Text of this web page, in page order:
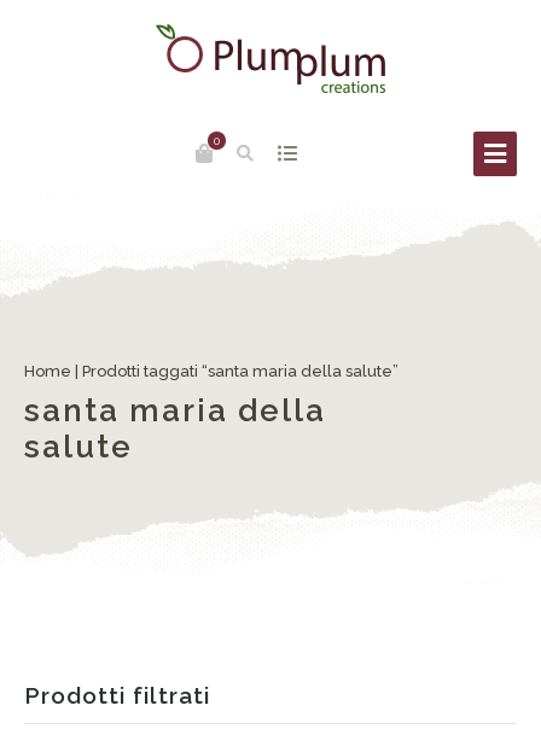
0
Home | Prodotti taggati “santa maria della salute”
santa maria della
salute
Prodotti filtrati